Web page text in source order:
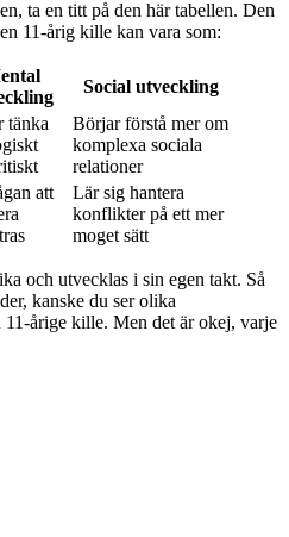
ta en titt på den här tabellen. Den
11-årig kille kan vara som:
Social utveckling
tänka
Börjar förstå mer om
komplexa sociala
relationer
att
Lär sig hantera
konflikter på ett mer
moget sätt
och utvecklas i sin egen takt. Så
kanske du ser olika
11-årige kille. Men det är okej, varje